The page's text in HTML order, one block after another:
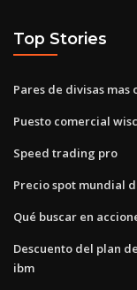
Top Stories
Pares de divisas
Puesto comercial
Speed trading pro
Precio spot mundial
Qué buscar en
Descuento del plan
ibm